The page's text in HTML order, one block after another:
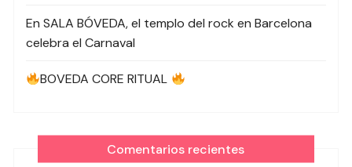
En SALA BÓVEDA, el templo del rock en Barcelona
celebra el Carnaval
BOVEDA CORE RITUAL
Comentarios recientes